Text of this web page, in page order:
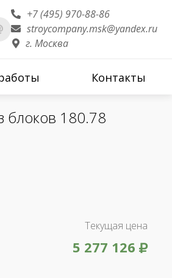
+7 (495) 970-88-86
stroycompany.msk@yandex.ru
г. Москва
Контакты
блоков 180.78
Текущая цена
5 277 126